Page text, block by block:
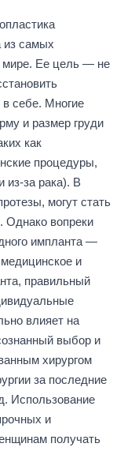
из самых
мире. Ее цель — не
себе. Многие
и размер груди
как
процедуры,
из-за рака). В
могут стать
вопреки
импланта —
и
правильный
влияет на
выбор и
хирургом
за последние
Использование
и
получать